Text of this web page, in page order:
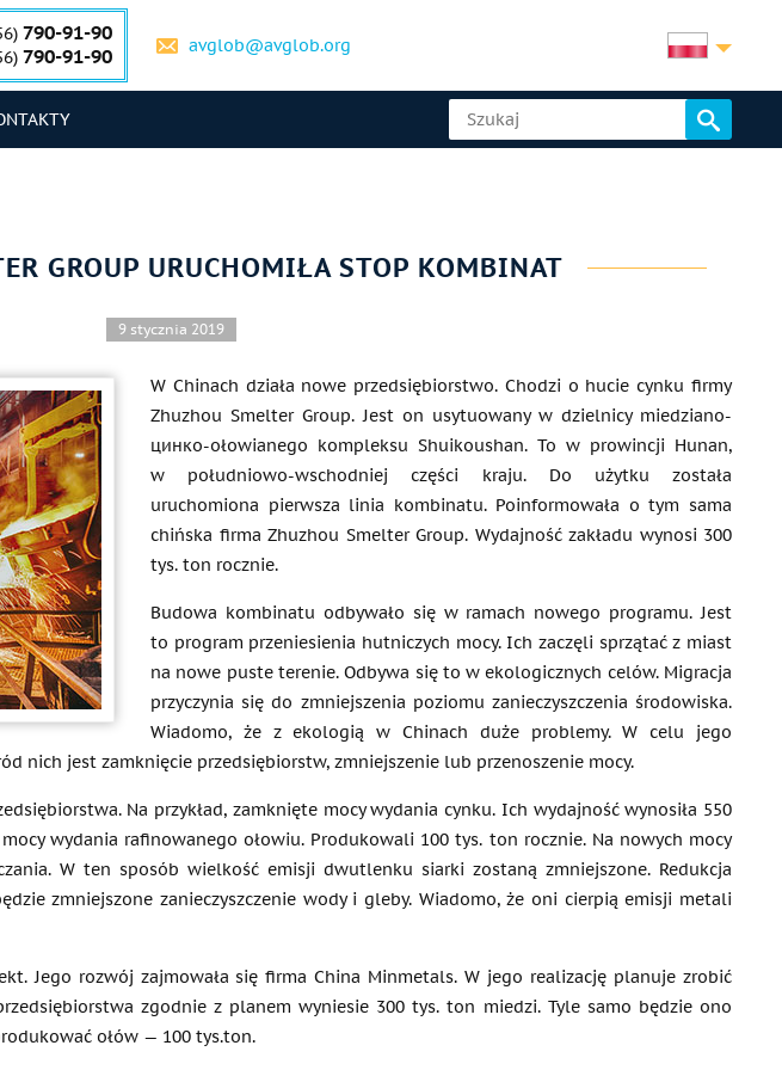
790-91-90
790-91-90 avglob@avglob.org
GROUP URUCHOMIŁA STOP KOMBINAT
9 stycznia 2019
W Chinach działa nowe przedsiębiorstwo. Chodzi o hucie cynku firmy
Zhuzhou Smelter Group. Jest on usytuowany w dzielnicy miedziano-
цинко-ołowianego kompleksu Shuikoushan. To w prowincji Hunan,
w południowo-wschodniej części kraju. Do użytku została
uruchomiona pierwsza linia kombinatu. Poinformowała o tym sama
chińska firma Zhuzhou Smelter Group. Wydajność zakładu wynosi 300
tys. ton rocznie.
Budowa kombinatu odbywało się w ramach nowego programu. Jest
to program przeniesienia hutniczych mocy. Ich zaczęli sprzątać z miast
na nowe puste terenie. Odbywa się to w ekologicznych celów. Migracja
przyczynia się do zmniejszenia poziomu zanieczyszczenia środowiska.
Wiadomo, że z ekologią w Chinach duże problemy. W celu jego
nich jest zamknięcie przedsiębiorstw, zmniejszenie lub przenoszenie mocy.
Na przykład, zamknięte mocy wydania cynku. Ich wydajność wynosiła 550
wydania rafinowanego ołowiu. Produkowali 100 tys. ton rocznie. Na nowych mocy
W ten sposób wielkość emisji dwutlenku siarki zostaną zmniejszone. Redukcja
zmniejszone zanieczyszczenie wody i gleby. Wiadomo, że oni cierpią emisji metali
Jego rozwój zajmowała się firma China Minmetals. W jego realizację planuje zrobić
zgodnie z planem wyniesie 300 tys. ton miedzi. Tyle samo będzie ono
ołów — 100 tys.ton.